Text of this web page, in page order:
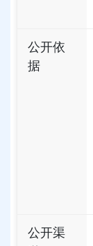
公开依
据
公开渠